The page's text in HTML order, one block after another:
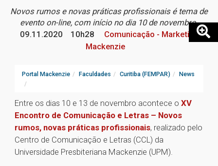
Novos rumos e novas práticas profissionais é tema de
evento on-line, com início no dia 10 de novembro
09.11.2020
10h28
Comunicação - Marketing
Mackenzie
Portal Mackenzie Faculdades Curitiba (FEMPAR) News
Entre os dias 10 e 13 de novembro acontece o XV
Encontro de Comunicação e Letras – Novos
rumos, novas práticas profissionais, realizado pelo
Centro de Comunicação e Letras (CCL) da
Universidade Presbiteriana Mackenzie (UPM).